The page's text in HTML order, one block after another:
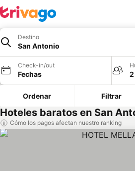
Destino
San Antonio
Check-in/out
Fechas
Ordenar Filtrar
Hoteles baratos en San
Cómo los pagos afectan nuestro ranking